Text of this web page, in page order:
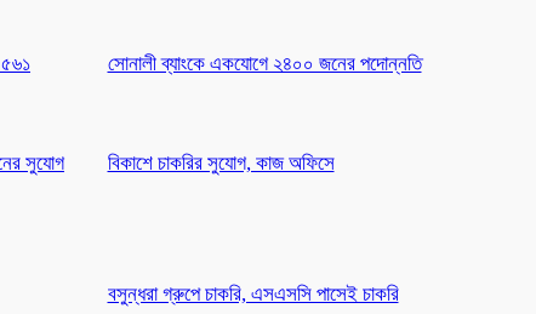
৫৬১ সোনালী ব্যাংকে একযোগে ২৪০০ জনের পদোন্নতি
সুযোগ বিকাশে চাকরির সুযোগ, কাজ অফিসে
বসুন্ধরা গ্রুপে চাকরি, এসএসসি পাসেই চাকরি